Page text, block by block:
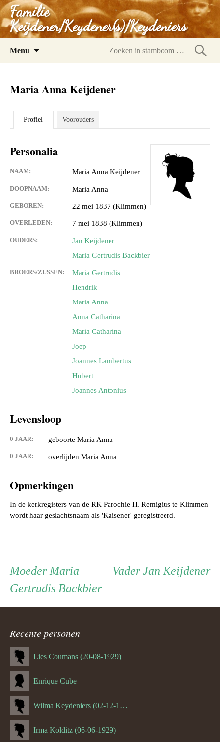
Familie
Keijdener/Keydener(s)/Keydeniers
Menu
Maria Anna Keijdener
Profiel Voorouders
Personalia
NAAM: Maria Anna Keijdener
DOOPNAAM: Maria Anna
GEBOREN: 22 mei 1837 (Klimmen)
OVERLEDEN: 7 mei 1838 (Klimmen)
OUDERS:
Jan Keijdener
Maria Gertrudis Backbier
BROERS/ZUSSEN:
Maria Gertrudis
Hendrik
Maria Anna
Anna Catharina
Maria Catharina
Joep
Joannes Lambertus
Hubert
Joannes Antonius
Levensloop
0 JAAR: geboorte Maria Anna
0 JAAR: overlijden Maria Anna
Opmerkingen
In de kerkregisters van de RK Parochie H. Remigius te Klimmen
Persoon
ouder
navigatie
VaderVader
Jan Keijdener
Moeder Moeder
Maria
Gertrudis Backbier
Recente personen
Lies Coumans (20-08-1929)
Enrique Cube
Wilma Keydeniers (02-12-1953)
Irma Kolditz (06-06-1929)